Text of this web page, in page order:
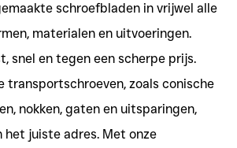
schroefbladen in vrijwel alle
materialen en uitvoeringen.
snel en tegen een scherpe prijs.
transportschroeven, zoals conische
nokken, gaten en uitsparingen,
het juiste adres. Met onze